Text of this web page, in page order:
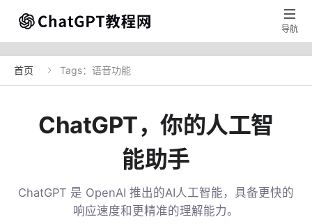

导航
首页  Tags：语音功能
ChatGPT，你的人工智
能助手
ChatGPT 是 OpenAI 推出的AI人工智能，具备更快的
响应速度和更精准的理解能力。